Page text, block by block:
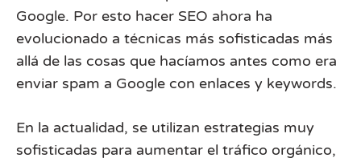
Google. Por esto hacer SEO ahora ha
evolucionado a técnicas más sofisticadas más
allá de las cosas que hacíamos antes como era
enviar spam a Google con enlaces y keywords.
En la actualidad, se utilizan estrategias muy
sofisticadas para aumentar el tráfico orgánico,